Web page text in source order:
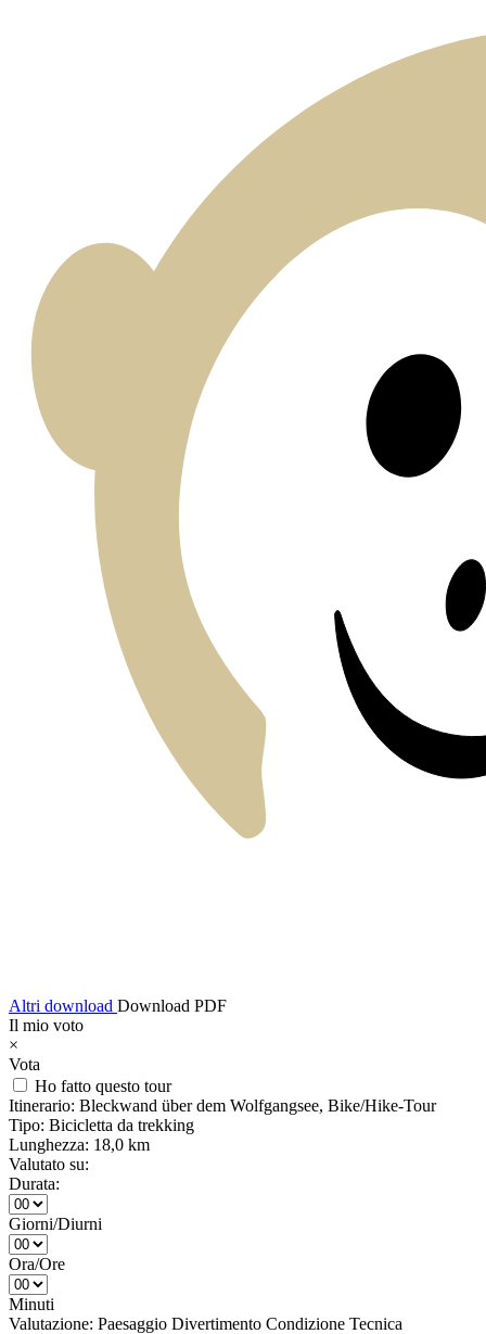
Altri download Download PDF
Il mio voto
×
Vota
Ho fatto questo tour
Itinerario: Bleckwand über dem Wolfgangsee, Bike/Hike-Tour
Tipo: Bicicletta da trekking
Lunghezza: 18,0 km
Valutato su:
Durata:
Giorni/Diurni
Ora/Ore
Minuti
Valutazione: Paesaggio Divertimento Condizione Tecnica